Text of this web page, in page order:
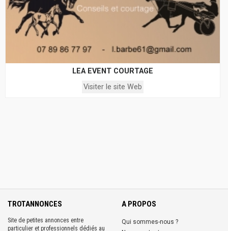
LEA EVENT COURTAGE
Visiter le site Web
TROTANNONCES
Site de petites annonces entre
particulier et professionnels dédiés au
A PROPOS
Qui sommes-nous ?